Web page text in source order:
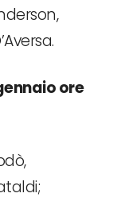
ore